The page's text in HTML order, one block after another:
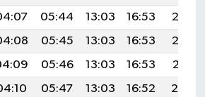
05:44 13:03 16:53
20:12
05:45 13:03 16:53
20:12
05:46 13:03 16:53
20:11
05:47 13:03 16:52
20:10